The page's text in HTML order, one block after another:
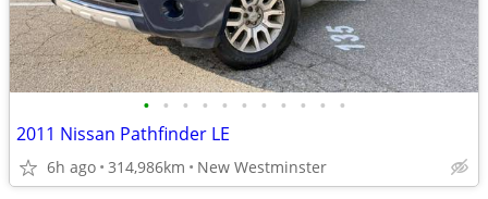
• • • • • • • • • • •
2011 Nissan Pathfinder LE
6h ago 314,986km New Westminster